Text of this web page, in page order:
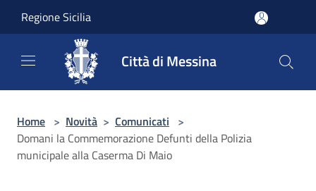
Regione Sicilia
Città di Messina
Home > Novità > Comunicati >
Domani la Commemorazione Defunti della Polizia
municipale alla Caserma Di Maio